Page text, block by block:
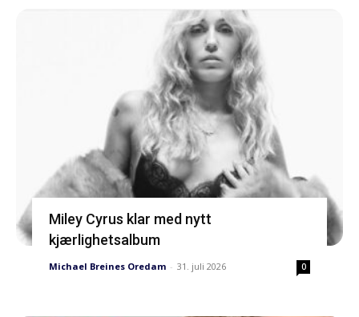
Miley Cyrus klar med nytt
kjærlighetsalbum
Michael Breines Oredam - 31. juli 2026 0